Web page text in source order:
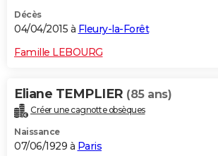
Décès
04/04/2015 à Fleury-la-Forêt
Famille LEBOURG
Eliane TEMPLIER (85 ans)
Créer une cagnotte obsèques
Naissance
07/06/1929 à Paris